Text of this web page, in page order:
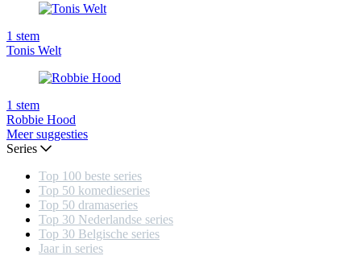
1 stem
Tonis Welt
1 stem
Robbie Hood
Meer suggesties
Series
Top 100 beste series
Top 50 komedieseries
Top 50 dramaseries
Top 30 Nederlandse series
Top 30 Belgische series
Jaar in series